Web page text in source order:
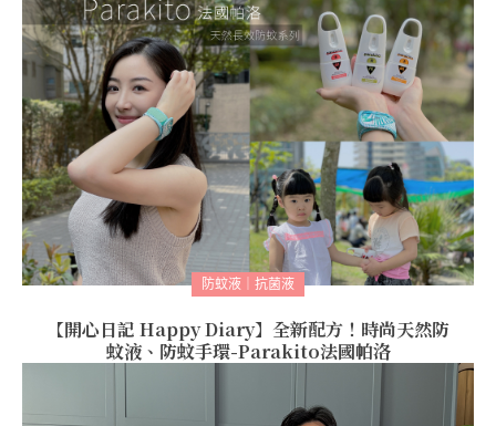
防蚊液｜抗菌液
【開心日記 Happy Diary】全新配方！時尚天然防
蚊液、防蚊手環-Parakito法國帕洛